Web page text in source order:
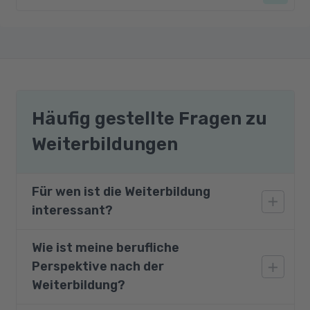
Häufig gestellte Fragen zu
Weiterbildungen
Für wen ist die Weiterbildung
interessant?
Der Kurs richtet sich an Personen mit
fundierten berufs- und fachspezifischen
Kenntnissen im Bereich Einkauf und
Wie ist meine berufliche
Perspektive nach der
Weiterbildung?